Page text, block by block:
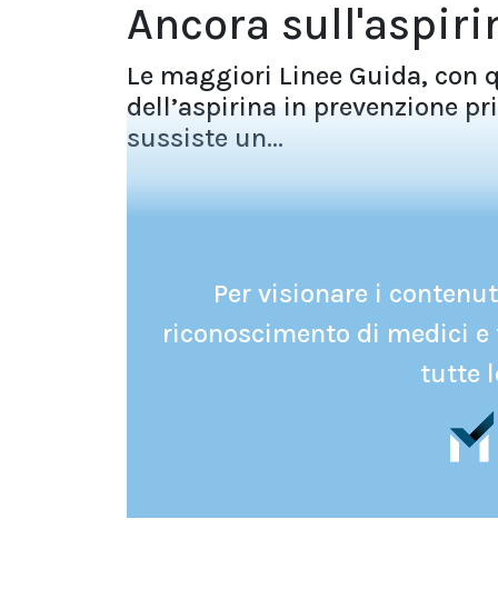
Ancora
Le maggiori Linee Guida, con
dell’aspirina in prevenzione
sussiste un...
Per visionare i
riconoscimento di medici
tutte